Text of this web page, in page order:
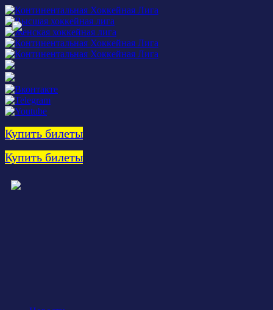
Купить билеты
Купить билеты